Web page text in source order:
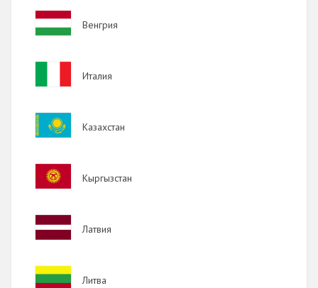
Image
Венгрия
Италия
Image
Казахстан
Image
Кыргызстан
Image
Латвия
Image
Литва